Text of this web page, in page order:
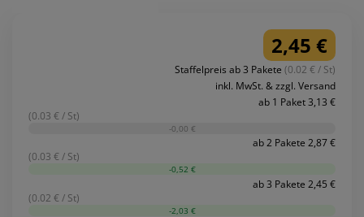
2,45 €
Staffelpreis ab 3 Pakete (0.02 € / St)
inkl. MwSt. & zzgl. Versand
ab 1 Paket 3,13 €
(0.03 € / St)
-0,00 €
ab 2 Pakete 2,87 €
(0.03 € / St)
-0,52 €
ab 3 Pakete 2,45 €
(0.02 € / St)
-2,03 €